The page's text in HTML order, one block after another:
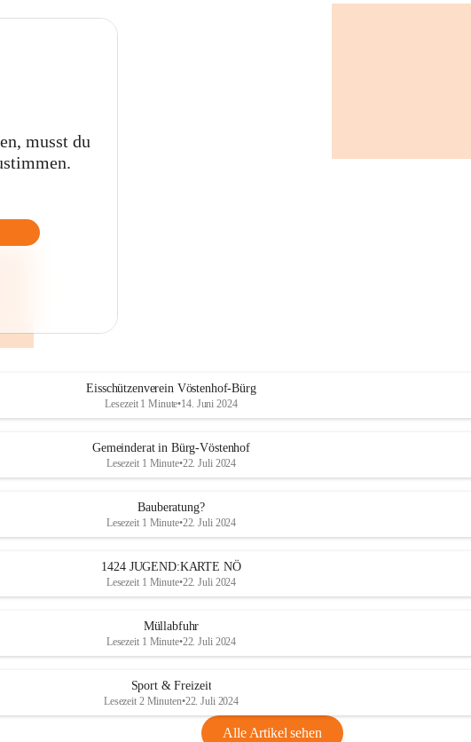
musst du
Eisschützenverein Vöstenhof-Bürg
Lesezeit 1 Minute•14. Juni 2024
Gemeinderat in Bürg-Vöstenhof
Lesezeit 1 Minute•22. Juli 2024
Bauberatung?
Lesezeit 1 Minute•22. Juli 2024
1424 JUGEND:KARTE NÖ
Lesezeit 1 Minute•22. Juli 2024
Müllabfuhr
Lesezeit 1 Minute•22. Juli 2024
Sport & Freizeit
Lesezeit 2 Minuten•22. Juli 2024
Alle Artikel sehen